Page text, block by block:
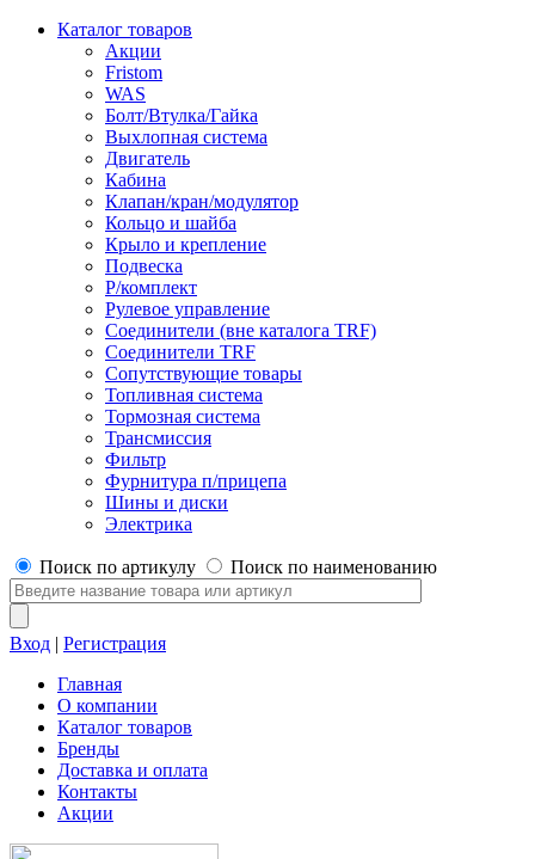
Каталог товаров
Акции
Fristom
WAS
Болт/Втулка/Гайка
Выхлопная система
Двигатель
Кабина
Клапан/кран/модулятор
Кольцо и шайба
Крыло и крепление
Подвеска
Р/комплект
Рулевое управление
Соединители (вне каталога TRF)
Соединители TRF
Сопутствующие товары
Топливная система
Тормозная система
Трансмиссия
Фильтр
Фурнитура п/прицепа
Шины и диски
Электрика
Поиск по артикулу Поиск по наименованию
Вход | Регистрация
Главная
О компании
Каталог товаров
Бренды
Доставка и оплата
Контакты
Акции